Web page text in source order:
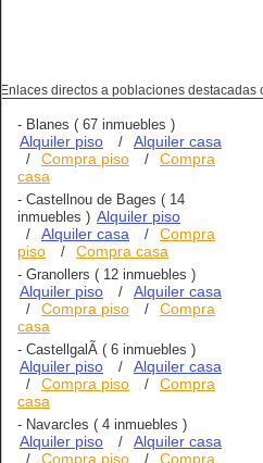
Enlaces directos a poblaciones
- Blanes ( 67 inmuebles )
Alquiler piso / Alquiler casa
/ Compra piso /
Compra
casa
- Castellnou de Bages ( 14
inmuebles ) Alquiler piso
/ Alquiler casa /
Compra
piso
/ Compra casa
- Granollers ( 12 inmuebles )
Alquiler piso / Alquiler casa
/ Compra piso /
Compra
casa
- CastellgalÃ­ ( 6 inmuebles )
Alquiler piso / Alquiler casa
/ Compra piso /
Compra
casa
- Navarcles ( 4 inmuebles )
Alquiler piso / Alquiler casa
/ Compra piso /
Compra